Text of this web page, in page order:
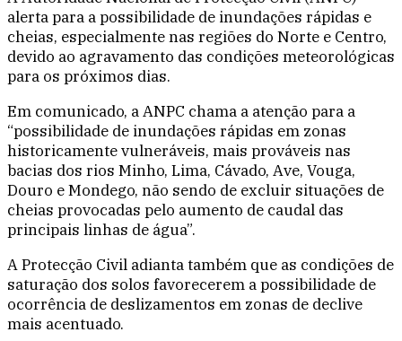
alerta para a possibilidade de inundações rápidas e
cheias, especialmente nas regiões do Norte e Centro,
devido ao agravamento das condições meteorológicas
para os próximos dias.
Em comunicado, a ANPC chama a atenção para a
“possibilidade de inundações rápidas em zonas
historicamente vulneráveis, mais prováveis nas
bacias dos rios Minho, Lima, Cávado, Ave, Vouga,
Douro e Mondego, não sendo de excluir situações de
cheias provocadas pelo aumento de caudal das
principais linhas de água”.
A Protecção Civil adianta também que as condições de
saturação dos solos favorecerem a possibilidade de
ocorrência de deslizamentos em zonas de declive
mais acentuado.